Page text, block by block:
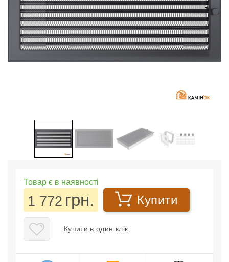
Товар є в наявності
1 772 грн. Купити
Купити в один клік